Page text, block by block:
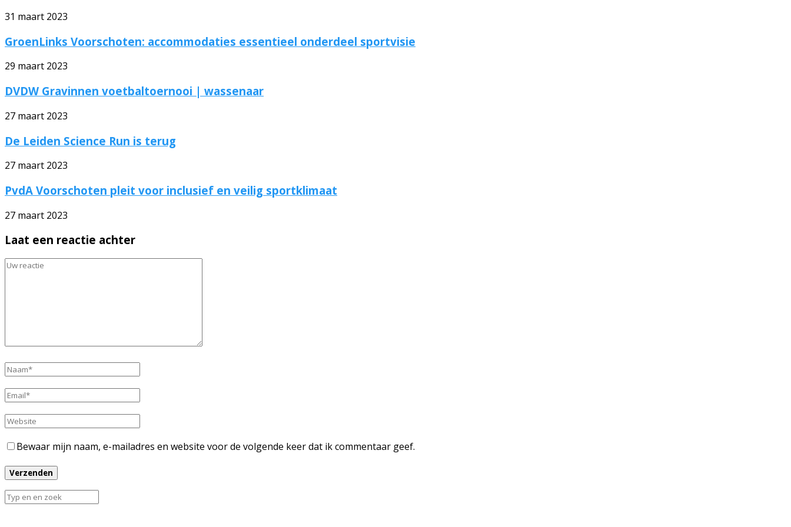
31 maart 2023
GroenLinks Voorschoten: accommodaties essentieel onderdeel sportvisie
29 maart 2023
DVDW Gravinnen voetbaltoernooi | wassenaar
27 maart 2023
De Leiden Science Run is terug
27 maart 2023
PvdA Voorschoten pleit voor inclusief en veilig sportklimaat
27 maart 2023
Laat een reactie achter
Bewaar mijn naam, e-mailadres en website voor de volgende keer dat ik commentaar geef.